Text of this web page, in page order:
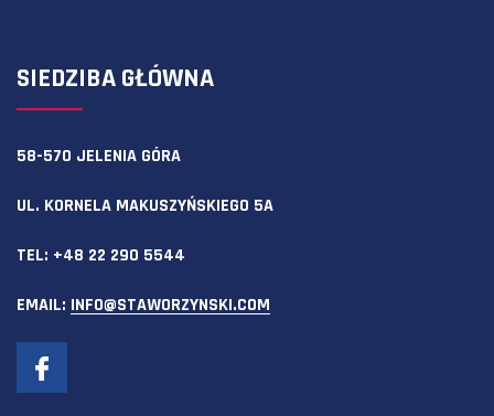
SIEDZIBA GŁÓWNA
58-570 JELENIA GÓRA
UL. KORNELA MAKUSZYŃSKIEGO 5A
TEL: +48 22 290 5544
EMAIL: INFO@STAWORZYNSKI.COM